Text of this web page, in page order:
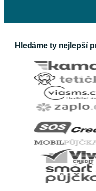
Hledáme ty nejlepší